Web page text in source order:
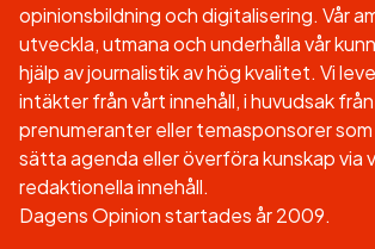
opinionsbildning och digitalisering. Vår
utveckla, utmana och underhålla vår
hjälp av journalistik av hög kvalitet. Vi
intäkter från vårt innehåll, i huvudsak
prenumeranter eller temasponsorer som
sätta agenda eller överföra kunskap via
redaktionella innehåll.
Dagens Opinion startades år 2009.